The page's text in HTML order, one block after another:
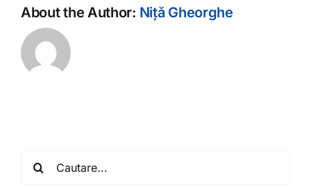
About the Author: Niță Gheorghe